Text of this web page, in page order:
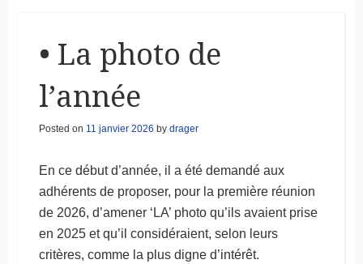
• La photo de
l’année
Posted on 11 janvier 2026 by drager
En ce début d’année, il a été demandé aux
adhérents de proposer, pour la première réunion
de 2026, d’amener ‘LA’ photo qu’ils avaient prise
en 2025 et qu’il considéraient, selon leurs
critères, comme la plus digne d’intérêt.